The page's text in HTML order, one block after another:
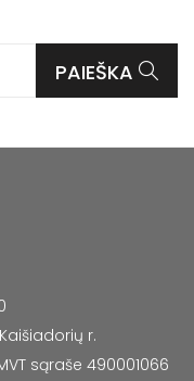
PAIEŠKA
r.
sąraše 490001066